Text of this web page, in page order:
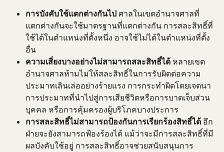
การบังคับใช้แตกต่างกันไป ศาลในเขตอำนาจศาลที่
แตกต่างกันจะใช้มาตรฐานที่แตกต่างกัน การสละสิทธิ์ที่
ใช้ได้ในตำแหน่งที่ตั้งหนึ่ง อาจใช้ไม่ได้ในตำแหน่งที่ตั้ง
อื่น
ความเสี่ยงบางอย่างไม่สามารถสละสิทธิ์ได้ หลายเขต
อำนาจศาลห้ามไม่ให้สละสิทธิ์ในการรับผิดต่อความ
ประมาทเลินเล่ออย่างร้ายแรง การกระทำผิดโดยเจตนา
การประมาทที่นำไปสู่การเสียชีวิตหรือการบาดเจ็บส่วน
บุคคล หรือการคุ้มครองผู้บริโภคบางประการ
การสละสิทธิ์ไม่สามารถป้องกันการเรียกร้องสิทธิ์ได้ อึก
ฝ่ายจะยังสามารถฟ้องร้องได้ แม้ว่าจะมีการสละสิทธิ์ที่มี
ผลบังคับใช้อยู่ การสละสิทธิ์อาจช่วยสนับสนุนการ